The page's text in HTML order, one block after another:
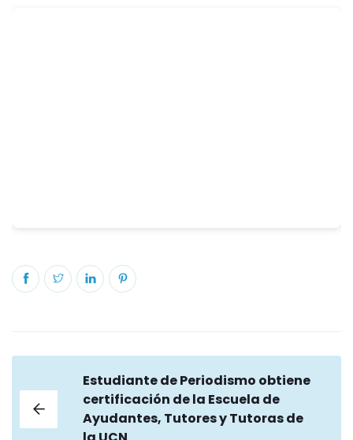
Estudiante de Periodismo obtiene
certificación de la Escuela de
Ayudantes, Tutores y Tutoras de